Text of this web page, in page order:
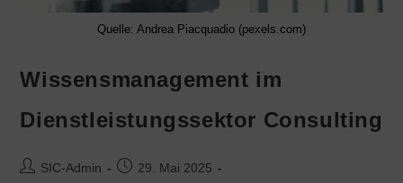
Quelle: Andrea Piacquadio (pexels.com)
Wissensmanagement im
Dienstleistungssektor Consulting
SIC-Admin
29. Mai 2025